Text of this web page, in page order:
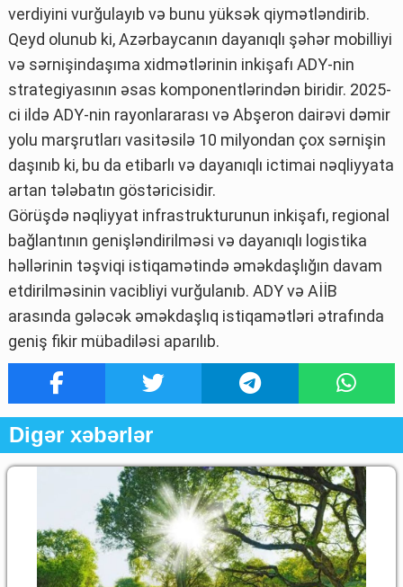
verdiyini vurğulayıb və bunu yüksək qiymətləndirib.
Qeyd olunub ki, Azərbaycanın dayanıqlı şəhər mobilliyi
və sərnişindaşıma xidmətlərinin inkişafı ADY-nin
strategiyasının əsas komponentlərindən biridir. 2025-
ci ildə ADY-nin rayonlararası və Abşeron dairəvi dəmir
yolu marşrutları vasitəsilə 10 milyondan çox sərnişin
daşınıb ki, bu da etibarlı və dayanıqlı ictimai nəqliyyata
artan tələbatın göstəricisidir.
Görüşdə nəqliyyat infrastrukturunun inkişafı, regional
bağlantının genişləndirilməsi və dayanıqlı logistika
həllərinin təşviqi istiqamətində əməkdaşlığın davam
etdirilməsinin vacibliyi vurğulanıb. ADY və AİİB
arasında gələcək əməkdaşlıq istiqamətləri ətrafında
geniş fikir mübadiləsi aparılıb.
Digər xəbərlər